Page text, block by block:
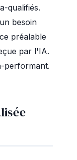
qualifiés.
besoin
préalable
par l'IA.
performant.